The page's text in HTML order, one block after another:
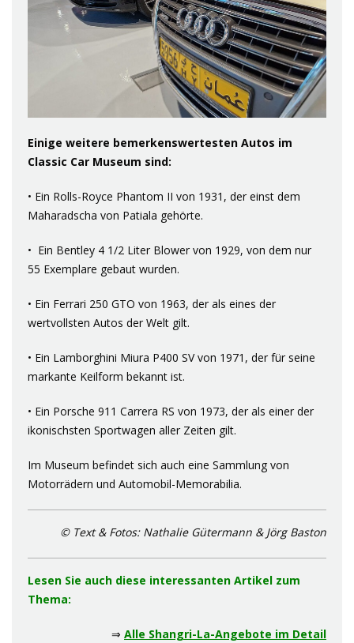
Einige weitere bemerkenswertesten Autos im
Classic Car Museum sind:
• Ein Rolls-Royce Phantom II von 1931, der einst dem
Maharadscha von Patiala gehörte.
• Ein Bentley 4 1/2 Liter Blower von 1929, von dem nur
55 Exemplare gebaut wurden.
• Ein Ferrari 250 GTO von 1963, der als eines der
wertvollsten Autos der Welt gilt.
• Ein Lamborghini Miura P400 SV von 1971, der für seine
markante Keilform bekannt ist.
• Ein Porsche 911 Carrera RS von 1973, der als einer der
ikonischsten Sportwagen aller Zeiten gilt.
Im Museum befindet sich auch eine Sammlung von
Motorrädern und Automobil-Memorabilia.
© Text & Fotos: Nathalie Gütermann & Jörg Baston
Lesen Sie auch diese interessanten Artikel zum
Thema:
⇒ Alle Shangri-La-Angebote im Detail